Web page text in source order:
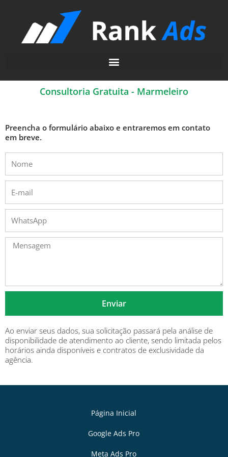
Consultoria Gratuita - Marmeleiro
Preencha o formulário abaixo e entraremos em contato
em breve.
Enviar
Ao enviar seus dados, sua solicitação passará pela análise de
disponibilidade de atendimento ao cliente, sendo limitada pelos
horários ainda disponíveis e contratos de exclusividade da
agência.
Página Inicial
Google Ads Pro
Meta Ads Pro